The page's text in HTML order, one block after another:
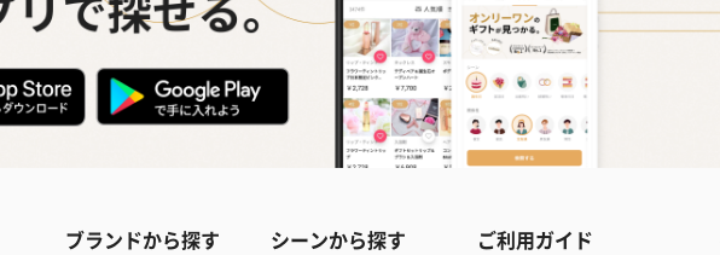
ブランドから探す シーンから探す ご利用ガイド